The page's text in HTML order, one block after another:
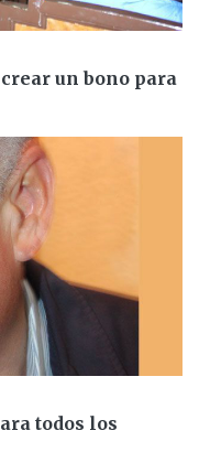
un bono para
todos los